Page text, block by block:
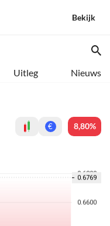
Bekijk
Uitleg Nieuws
€ 8,80%